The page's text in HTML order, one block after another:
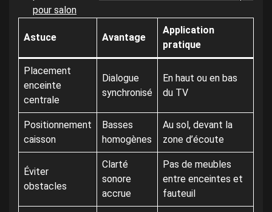
pour salon
Astuce Avantage
Application
pratique
Placement
enceinte
centrale
Dialogue
synchronisé
En haut ou en bas
du TV
Positionnement
caisson
Basses
homogènes
Au sol, devant la
zone d’écoute
Éviter
obstacles
Clarté
sonore
accrue
Pas de meubles
entre enceintes et
fauteuil